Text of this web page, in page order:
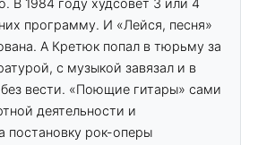
В 1984 году худсовет 3 или 4
программу. И «Лейся, песня»
А Кретюк попал в тюрьму за
с музыкой завязал и в
без вести. «Поющие гитары» сами
деятельности и
постановку рок-оперы